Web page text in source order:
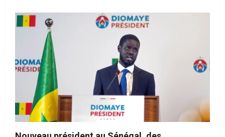
sources
d’information
ouvertes